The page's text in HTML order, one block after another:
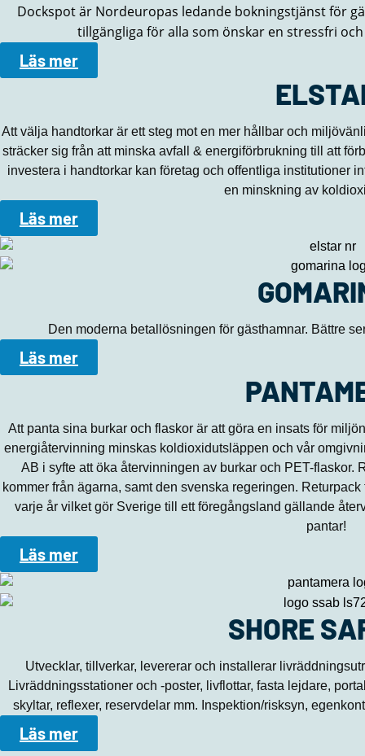
Dockspot är Nordeuropas ledande bokningstjänst för
tillgängliga för alla som önskar en stressfri
Läs mer
Att välja handtorkar är ett steg mot en mer hållbar och
sträcker sig från att minska avfall & energiförbrukning till att
investera i handtorkar kan företag och offentliga institutioner
en minskning av
Läs mer
Den moderna betallösningen för gästhamnar. Bättre
Läs mer
Att panta sina burkar och flaskor är att göra en insats för
energiåtervinning minskas koldioxidutsläppen och vår
AB i syfte att öka återvinningen av burkar och PET-flaskor.
kommer från ägarna, samt den svenska regeringen.
varje år vilket gör Sverige till ett föregångsland gällande
pantar!
Läs mer
SHORE
Utvecklar, tillverkar, levererar och installerar
Livräddningsstationer och -poster, livflottar, fasta lejdare,
skyltar, reflexer, reservdelar mm. Inspektion/risksyn,
Läs mer